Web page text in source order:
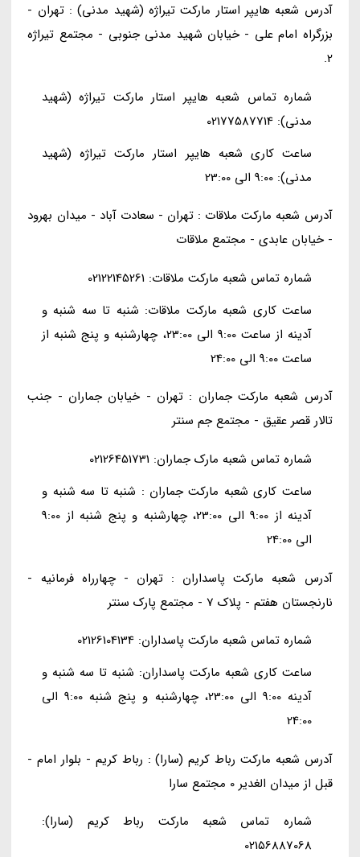
آدرس شعبه هایپر استار مارکت تیراژه (شهید مدنی) : تهران -
بزرگراه امام علی - خیابان شهید مدنی جنوبی - مجتمع تیراژه
2.
شماره تماس شعبه هایپر استار مارکت تیراژه (شهید
مدنی): 02177587714
ساعت کاری شعبه هایپر استار مارکت تیراژه (شهید
مدنی): 9:00 الی 23:00
آدرس شعبه مارکت ملاقات : تهران - سعادت آباد - میدان بهرود
- خیابان عابدی - مجتمع ملاقات
شماره تماس شعبه مارکت ملاقات: 02122145261
ساعت کاری شعبه مارکت ملاقات: شنبه تا سه شنبه و
آدینه از ساعت 9:00 الی 23:00، چهارشنبه و پنج شنبه از
ساعت 9:00 الی 24:00
آدرس شعبه مارکت جماران : تهران - خیابان جماران - جنب
تالار قصر عقیق - مجتمع جم سنتر
شماره تماس شعبه مارک جماران: 02126451731
ساعت کاری شعبه مارکت جماران : شنبه تا سه شنبه و
آدینه از 9:00 الی 23:00، چهارشنبه و پنج شنبه از 9:00
الی 24:00
آدرس شعبه مارکت پاسداران : تهران - چهارراه فرمانیه -
نارنجستان هفتم - پلاک 7 - مجتمع پارک سنتر
شماره تماس شعبه مارکت پاسداران: 02126104134
ساعت کاری شعبه مارکت پاسداران: شنبه تا سه شنبه و
آدینه 9:00 الی 23:00، چهارشنبه و پنج شنبه 9:00 الی
24:00
آدرس شعبه مارکت رباط کریم (سارا) : رباط کریم - بلوار امام -
قبل از میدان الغدیر 0 مجتمع سارا
شماره تماس شعبه مارکت رباط کریم (سارا):
02156887068